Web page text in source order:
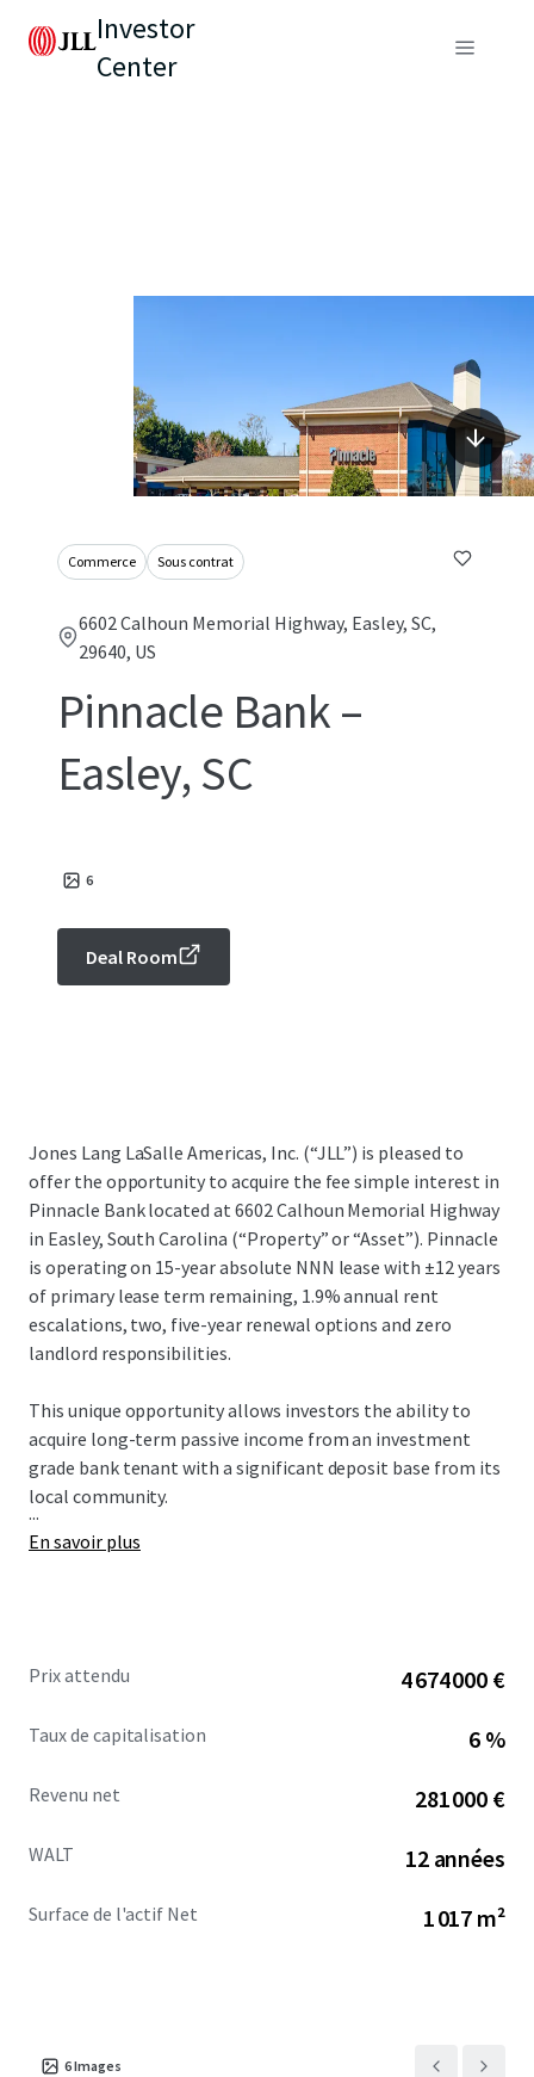
Investor
Center
Commerce Sous contrat
6602 Calhoun Memorial Highway, Easley, SC,
29640, US
Pinnacle Bank –
Easley, SC
6
Deal Room
Jones Lang LaSalle Americas, Inc. (“JLL”) is pleased to
offer the opportunity to acquire the fee simple interest in
Pinnacle Bank located at 6602 Calhoun Memorial Highway
in Easley, South Carolina (“Property” or “Asset”). Pinnacle
is operating on 15-year absolute NNN lease with ±12 years
of primary lease term remaining, 1.9% annual rent
escalations, two, five-year renewal options and zero
landlord responsibilities.
This unique opportunity allows investors the ability to
acquire long-term passive income from an investment
grade bank tenant with a significant deposit base from its
local community.
...
En savoir plus
Prix attendu 4 674 000 €
Taux de capitalisation 6 %
Revenu net 281 000 €
WALT 12 années
Surface de l'actif Net 1 017 m²
6Images